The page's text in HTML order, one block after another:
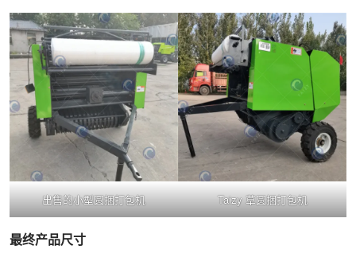
出售的小型圆捆打包机 Taizy 草圆捆打包机
最终产品尺寸